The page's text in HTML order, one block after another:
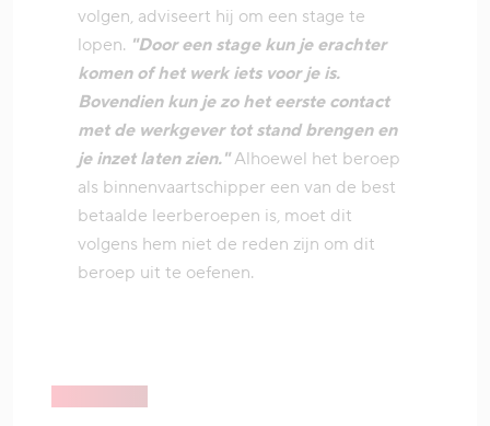
volgen, adviseert hij om een stage te
lopen. "Door een stage kun je erachter
komen of het werk iets voor je is.
Bovendien kun je zo het eerste contact
met de werkgever tot stand brengen en
je inzet laten zien."Alhoewel het beroep
als binnenvaartschipper een van de best
betaalde leerberoepen is, moet dit
volgens hem niet de reden zijn om dit
beroep uit te oefenen.